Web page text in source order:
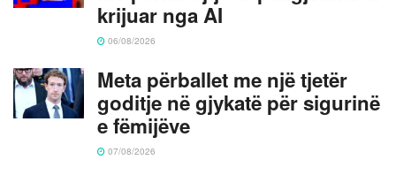
krijuar nga AI
06/08/2026
Meta përballet me një tjetër
goditje në gjykatë për sigurinë
e fëmijëve
07/08/2026